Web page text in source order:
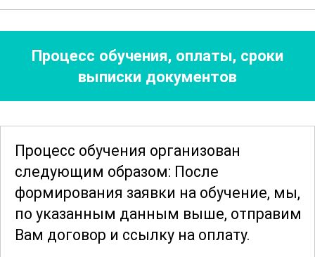
рассматриваются вопросы
экологической устойчивости и влияния
органических материалов на
окружающую среду. Это поможет
участникам не только понять
использования различных материалов,
но и оценить их воздействие на
экологию.
Эти знания
особенно важны
в свете современных требований к
устойчивому развитию и
ответственному потреблению ресурсов.
Процесс обучения, оплаты, сроки
выписки документов
Процесс обучения организован
следующим образом: После
формирования заявки на обучение, мы,
по указанным данным выше, отправим
Вам договор и ссылку на оплату.